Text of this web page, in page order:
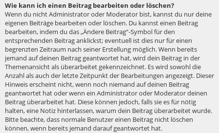
Wie kann ich einen Beitrag bearbeiten oder löschen?
Wenn du nicht Administrator oder Moderator bist, kannst du nur deine
eigenen Beiträge bearbeiten oder löschen. Du kannst einen Beitrag
bearbeiten, indem du das „Ändere Beitrag“-Symbol für den
entsprechenden Beitrag anklickst; eventuell ist dies nur für einen
begrenzten Zeitraum nach seiner Erstellung möglich. Wenn bereits
jemand auf deinen Beitrag geantwortet hat, wird dein Beitrag in der
Themenansicht als überarbeitet gekennzeichnet. Es wird sowohl die
Anzahl als auch der letzte Zeitpunkt der Bearbeitungen angezeigt. Dieser
Hinweis erscheint nicht, wenn noch niemand auf deinen Beitrag
geantwortet hat oder wenn ein Administrator oder Moderator deinen
Beitrag überarbeitet hat. Diese können jedoch, falls sie es für nötig
halten, eine Notiz hinterlassen, warum dein Beitrag überarbeitet wurde.
Bitte beachte, dass normale Benutzer einen Beitrag nicht löschen
können, wenn bereits jemand darauf geantwortet hat.